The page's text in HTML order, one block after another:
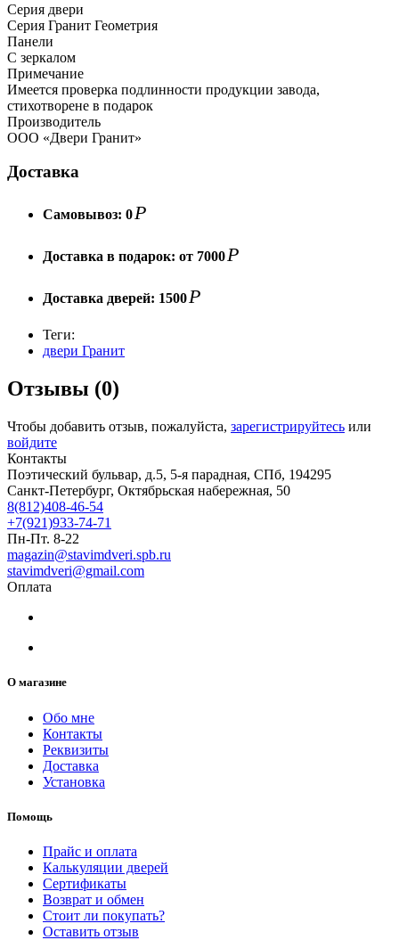
Cерия двери
Серия Гранит Геометрия
Панели
С зеркалом
Примечание
Имеется проверка подлинности продукции завода,
стихотворене в подарок
Производитель
ООО «Двери Гранит»
Доставка
Самовывоз: 0Р
Доставка в подарок: от 7000Р
Доставка дверей: 1500Р
Теги:
двери Гранит
Отзывы (0)
Чтобы добавить отзыв, пожалуйста, зарегистрируйтесь или
войдите
Контакты
Поэтический бульвар, д.5, 5-я парадная, СПб, 194295
Санкт-Петербург, Октябрьская набережная, 50
8(812)408-46-54
+7(921)933-74-71
Пн-Пт. 8-22
magazin@stavimdveri.spb.ru
stavimdveri@gmail.com
Оплата
О магазине
Обо мне
Контакты
Реквизиты
Доставка
Установка
Помощь
Прайс и оплата
Калькуляции дверей
Сертификаты
Возврат и обмен
Стоит ли покупать?
Оставить отзыв